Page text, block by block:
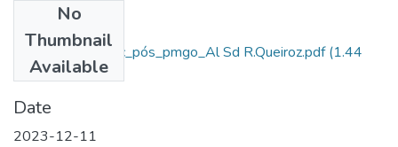
No
Thumbnail
Available
Redação_final_tcc_pós_pmgo_Al Sd R.Queiroz.pdf(1.44
MB)
Date
2023-12-11